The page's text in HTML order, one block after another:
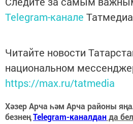
Telegram-канале Татмедиа
Читайте новости
национальном
https://max.ru/tatmedia
Хәзер Арча һәм Арча районы
безнеңTelegram-каналданда